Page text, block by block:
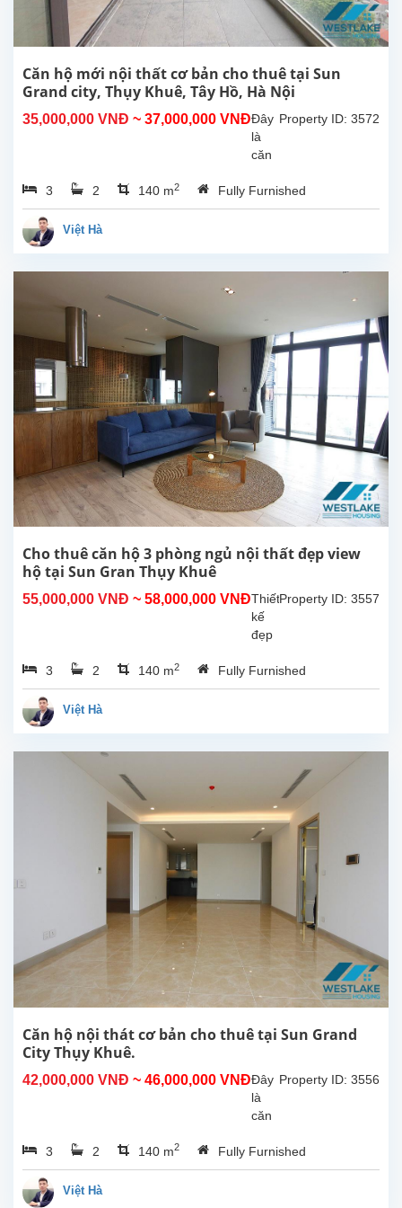
thất
chất
và
thiết
tuyệt
vời,...
Căn hộ mới nội thất cơ bản cho thuê tại Sun
Grand city, Thụy Khuê, Tây Hồ, Hà Nội
35,000,000 VNĐ ~ 37,000,000 VNĐ Property ID: 3572
Đây
là
căn
mới
cho
Thụy
Khuê,
Hà
Nội.
Căn
hộ
có
thiết
kế
đẹp
với 3
phòng
2
có tủ
tắm
đứng,...
3 2 140 m2 Fully Furnished
Việt Hà
Cho thuê căn hộ 3 phòng ngủ nội thất đẹp view
hộ tại Sun Gran Thụy Khuê
55,000,000 VNĐ ~ 58,000,000 VNĐ Property ID: 3557
Thiết
kế
đẹp
02
phòng
Grand
City
Thụy
Hồ.
có
diện
tích
140m2,
có
thất
và
trang
3 2 140 m2 Fully Furnished
Việt Hà
Căn hộ nội thát cơ bản cho thuê tại Sun Grand
City Thụy Khuê.
42,000,000 VNĐ ~ 46,000,000 VNĐ Property ID: 3556
Đây
là
căn
đẹp
ở
3 2 140 m2 Fully Furnished
Việt Hà